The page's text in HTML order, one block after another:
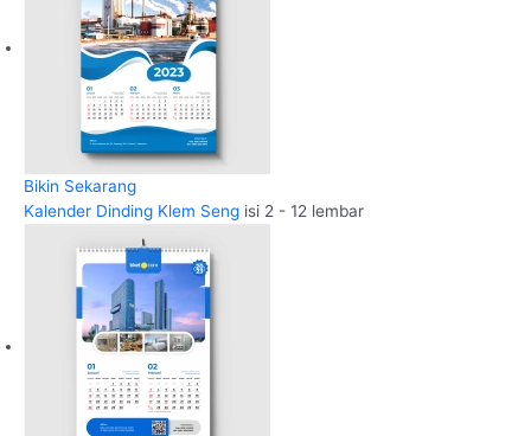
Bikin Sekarang
Kalender Dinding Klem Seng isi 2 - 12 lembar